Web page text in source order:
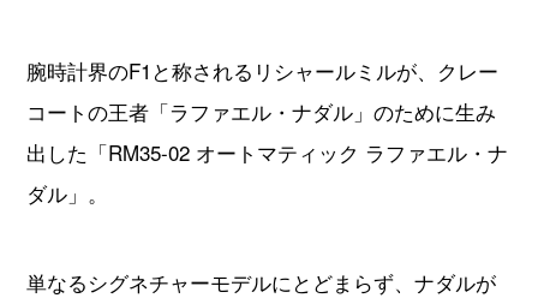
フランクミュラー IWC
腕時計界のF1と称されるリシャールミルが、クレー
コートの王者「ラファエル・ナダル」のために生み
出した「RM35-02 オートマティック ラファエル・ナ
ダル」。
単なるシグネチャーモデルにとどまらず、ナダルが